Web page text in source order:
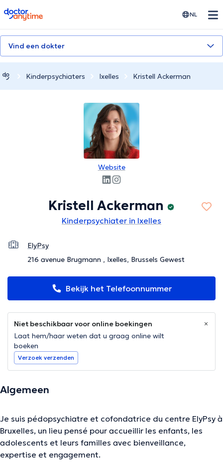
doctoranytime NL
Vind een dokter
Kinderpsychiaters Ixelles Kristell Ackerman
Website
Kristell Ackerman
Kinderpsychiater in Ixelles
ElyPsy
216 avenue Brugmann , Ixelles, Brussels Gewest
Bekijk het Telefoonnummer
Niet beschikbaar voor online boekingen
Laat hem/haar weten dat u graag online wilt
boeken
Verzoek verzenden
Algemeen
Je suis pédopsychiatre et cofondatrice du centre ElyPsy à
Bruxelles, un lieu pensé pour accueillir les enfants, les
adolescents et leurs familles avec bienveillance,
expertise et engagement.